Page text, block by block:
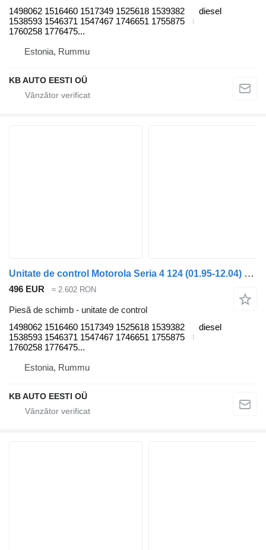
1498062 1516460 1517349 1525618 1539382
1538593 1546371 1547467 1746651 1755875
1760258 1776475...
diesel
Estonia, Rummu
KB AUTO EESTI OÜ
Unitate de control Motorola Seria 4 124 (01.95-12.04) 1498062 pentru camion Scania 4-series (1995-2006)
496 EUR ≈ 2.602 RON
Piesă de schimb - unitate de control
1498062 1516460 1517349 1525618 1539382
1538593 1546371 1547467 1746651 1755875
1760258 1776475...
diesel
Estonia, Rummu
KB AUTO EESTI OÜ